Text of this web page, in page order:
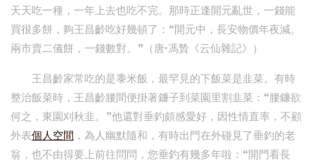
天天吃一種，一年上去也吃不完。那時正逢開元亂世，一錢能
買很多餅，夠王昌齡吃好幾頓了：“開元中，長安物價年夜減。
兩市賣二儀餅，一錢數對。”（唐·馮贄《云仙雜記》）
王昌齡家常吃的是黍米飯，最罕見的下飯菜是韭菜。有時
整治飯菜時，王昌齡腰間便掛著鐮子到菜園里割韭菜：“腰鐮欲
何之，東園刈秋韭。”他還對垂釣頗感愛好，因性情直率，不顧
外表個人空間 ，為人幽默隨和，有時出門在外碰見了垂釣的老
翁，也不由得要上前往問問，您垂釣有幾多年啦：“開門看長